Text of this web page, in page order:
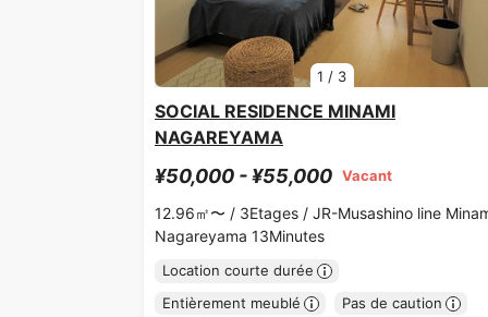
1 / 3
SOCIAL RESIDENCE MINAMI
NAGAREYAMA
¥50,000 - ¥55,000 Vacant
12.96㎡〜 / 3Etages / JR-Musashino line
Nagareyama 13Minutes
Location courte durée
Entièrement meublé
Pas de caution